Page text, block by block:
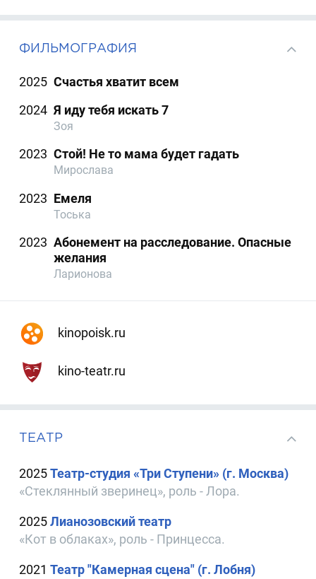
ФИЛЬМОГРАФИЯ
2025 Счастья хватит всем
2024 Я иду тебя искать 7
Зоя
2023 Стой! Не то мама будет гадать
Мирослава
2023 Емеля
Тоська
2023 Абонемент на расследование. Опасные
желания
Ларионова
kinopoisk.ru
kino-teatr.ru
ТЕАТР
2025Театр-студия «Три Ступени» (г. Москва)
«Стеклянный зверинец», роль - Лора.
2025Лианозовский театр
«Кот в облаках», роль - Принцесса.
2021Театр "Камерная сцена" (г. Лобня)